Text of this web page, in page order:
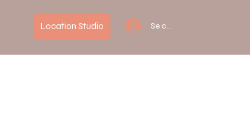
Location Studio Se connecter